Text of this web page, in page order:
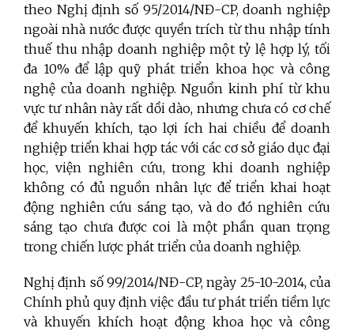
theo Nghị định số 95/2014/NĐ-CP, doanh nghiệp
ngoài nhà nước được quyền trích từ thu nhập tính
thuế thu nhập doanh nghiệp một tỷ lệ hợp lý, tối
đa 10% để lập quỹ phát triển khoa học và công
nghệ của doanh nghiệp. Nguồn kinh phí từ khu
vực tư nhân này rất dồi dào, nhưng chưa có cơ chế
để khuyến khích, tạo lợi ích hai chiều để doanh
nghiệp triển khai hợp tác với các cơ sở giáo dục đại
học, viện nghiên cứu, trong khi doanh nghiệp
không có đủ nguồn nhân lực để triển khai hoạt
động nghiên cứu sáng tạo, và do đó nghiên cứu
sáng tạo chưa được coi là một phần quan trọng
trong chiến lược phát triển của doanh nghiệp.
Nghị định số 99/2014/NĐ-CP, ngày 25-10-2014, của
Chính phủ quy định việc đầu tư phát triển tiềm lực
và khuyến khích hoạt động khoa học và công